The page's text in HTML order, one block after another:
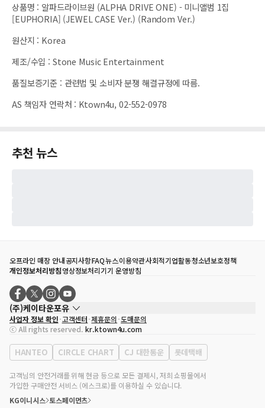
상품명 : 알파드라이브원 (ALPHA DRIVE ONE) - 미니앨범 1집
[EUPHORIA] (JEWEL CASE Ver.) (Random Ver.)
원산지 : Korea
제조/수입 : Stone Music Entertainment
품질보증기준 : 관련법 및 소비자 분쟁 해결규정에 따름.
AS 책임자 연락처 : Ktown4u, 02-552-0978
추천 뉴스
오프라인 매장 안내공지사항FAQ뉴스이용약관사회적기업활동청소년보호정책
개인정보처리방침영상정보처리기기 운영방침
(주)케이타운포유
대표자
송효민
사업자등록번호
120-87-71116
통신판매업 신고번호 제2011-서울강남-02223
대표전화
02-552-9855
사업자 정보 확인 고객센터 제휴문의 도매문의
ⓒ All rights reserved. kr.ktown4u.com
HANTEO CIRCLE CHART CJ 대한통운 롯데택배
고객님의 안전거래를 위해 현금 등으로 모든 결제시, 저희 쇼핑몰에서
가입한 구매안전 서비스 (에스크로)를 이용하실 수 있습니다.
KG이니시스 토스페이먼츠